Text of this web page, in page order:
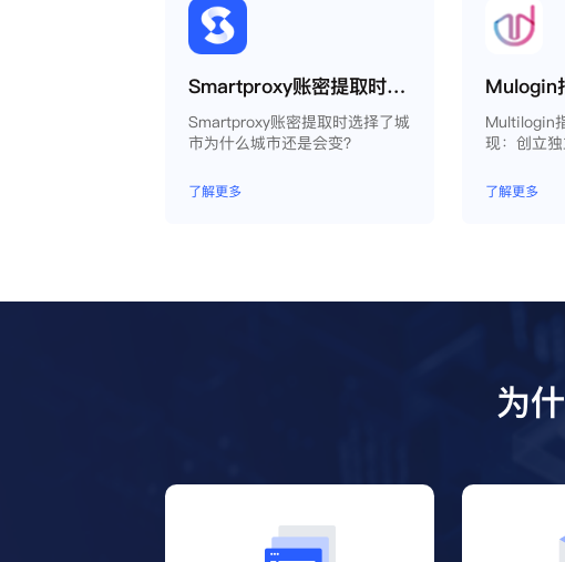
Smartproxy账密提取时选择了城市为什么城市还是会变？
Smartproxy账密提取时选择了城
市为什么城市还是会变？
了解更多
Multilogin
现：创立
重浏览器文
构建商务
了解更多
为